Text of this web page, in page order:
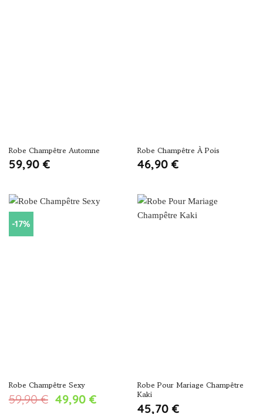
Robe Champêtre Automne
59,90 €
Robe Champêtre À Pois
46,90 €
-17%
Robe Champêtre Sexy
59,90€ Le
49,90 €Le
Robe Pour Mariage Champêtre
Kaki
45,70 €